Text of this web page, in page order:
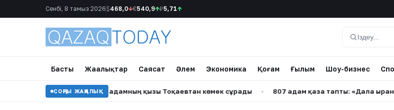
Сенбі, 8 тамыз 2026 $468,0↓€540,9↑₽5,71↑
Іздеу
Басты Жаңалықтар Саясат Әлем Экономика Қоғам Ғылым Шоу-бизнес
СОҢҒЫ ЖАҢАЛЫҚ
Тойда уағыз айтқан ер адамның қызы Тоқаевтан көмек сұрады • 807 адам қаза тапты: «Дала